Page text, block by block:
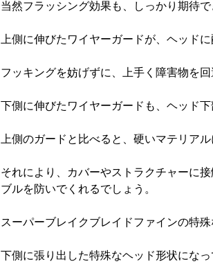
当然フラッシング効果も、しっかり期待で
上側に伸びたワイヤーガードが、ヘッドに
フッキングを妨げずに、上手く障害物を
下側に伸びたワイヤーガードも、ヘッド下
上側のガードと比べると、硬いマテリアル
それにより、カバーやストラクチャーに
ブルを防いでくれるでしょう。
スーパーブレイクブレイドファインの特
下側に張り出した特殊なヘッド形状にな